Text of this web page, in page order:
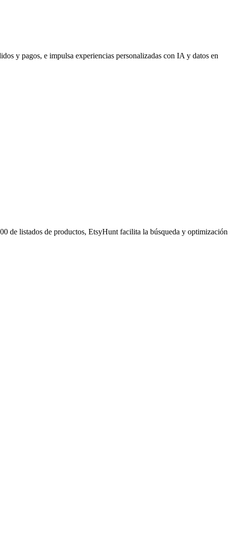
y pagos, e impulsa experiencias personalizadas con IA y datos en
de listados de productos, EtsyHunt facilita la búsqueda y optimización